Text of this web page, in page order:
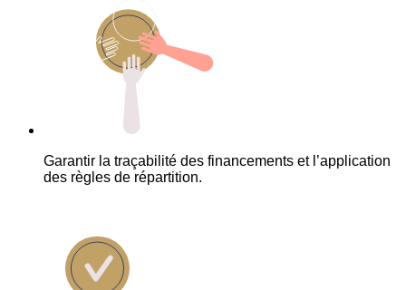
Garantir la traçabilité des financements et l’application
des règles de répartition.